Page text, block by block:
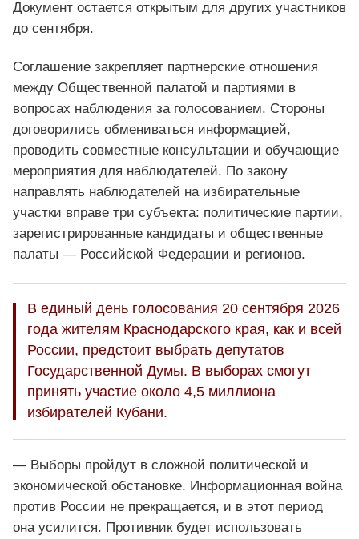
Документ остается открытым для других участников
до сентября.
Соглашение закрепляет партнерские отношения
между Общественной палатой и партиями в
вопросах наблюдения за голосованием. Стороны
договорились обмениваться информацией,
проводить совместные консультации и обучающие
мероприятия для наблюдателей. По закону
направлять наблюдателей на избирательные
участки вправе три субъекта: политические партии,
зарегистрированные кандидаты и общественные
палаты — Российской Федерации и регионов.
В единый день голосования 20 сентября 2026
года жителям Краснодарского края, как и всей
России, предстоит выбрать депутатов
Государственной Думы. В выборах смогут
принять участие около 4,5 миллиона
избирателей Кубани.
— Выборы пройдут в сложной политической и
экономической обстановке. Информационная война
против России не прекращается, и в этот период
она усилится. Противник будет использовать